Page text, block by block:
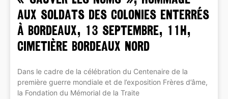
aux soldats des colonies enterrés
à Bordeaux, 13 septembre, 11h,
cimetière Bordeaux Nord
Dans le cadre de la célébration du Centenaire de la
première guerre mondiale et de l’exposition Frères d’âme,
la Fondation du Mémorial de la Traite